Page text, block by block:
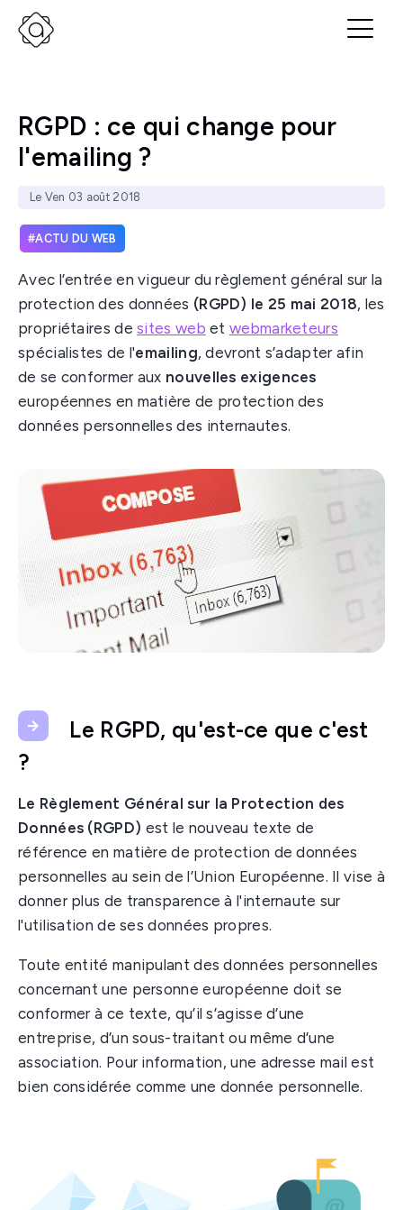
RGPD : ce qui change pour
l'emailing ?
Le Ven 03 août 2018
ACTU DU WEB
Avec l’entrée en vigueur du règlement général sur la
protection des données (RGPD) le 25 mai 2018, les
propriétaires desites web etwebmarketeurs
spécialistes de l'emailing, devront s’adapter afin
de se conformer aux nouvelles exigences
européennes en matière de protection des
données personnelles des internautes.
Le RGPD, qu'est-ce que c'est
?
Le Règlement Général sur la Protection des
Données (RGPD) est le nouveau texte de
référence en matière de protection de données
personnelles au sein de l’Union Européenne. Il vise à
donner plus de transparence à l'internaute sur
l'utilisation de ses données propres.
Toute entité manipulant des données personnelles
concernant une personne européenne doit se
conformer à ce texte, qu’il s’agisse d’une
entreprise, d’un sous-traitant ou même d’une
association. Pour information, une adresse mail est
bien considérée comme une donnée personnelle.